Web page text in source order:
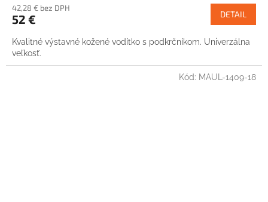
42,28 € bez DPH
52 € DETAIL
Kvalitné výstavné kožené vodítko s podkrčníkom. Univerzálna
veľkosť.
Kód: MAUL-1409-18